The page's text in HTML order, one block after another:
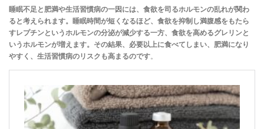
睡眠不足と肥満や生活習慣病の一因には、食欲を司るホルモンの乱れが関わ
ると考えられます。睡眠時間が短くなるほど、食欲を抑制し満腹感をもたら
すレプチンというホルモンの分泌が減少する一方、食欲を高めるグレリンと
いうホルモンが増えます。その結果、必要以上に食べてしまい、肥満になり
やすく、生活習慣病のリスクも高まるのです。